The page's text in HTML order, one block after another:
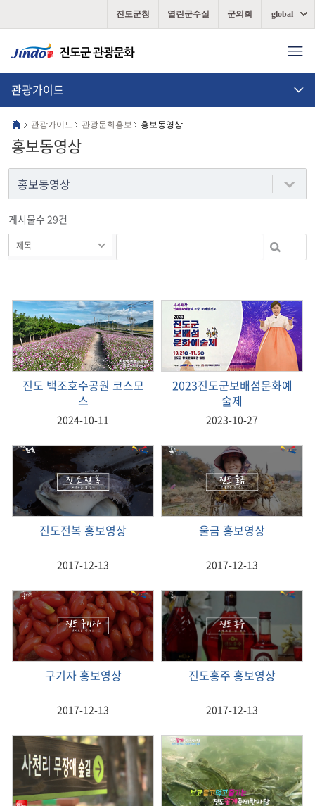
진도군청 열린군수실 군의회 global
관광가이드
관광가이드 관광문화홍보 홍보동영상
홍보동영상
홍보동영상
게시물수 29건
제목
진도 백조호수공원 코스모
스
2024-10-11
2023진도군보배섬문화예
술제
2023-10-27
진도전복 홍보영상
2017-12-13
울금 홍보영상
2017-12-13
구기자 홍보영상
2017-12-13
진도홍주 홍보영상
2017-12-13